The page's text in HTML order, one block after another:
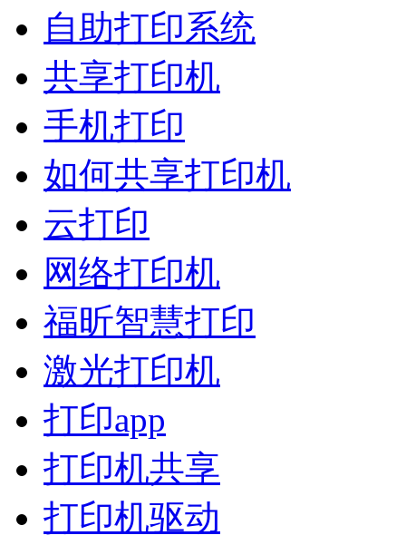
自助打印系统
共享打印机
手机打印
如何共享打印机
云打印
网络打印机
福昕智慧打印
激光打印机
打印app
打印机共享
打印机驱动